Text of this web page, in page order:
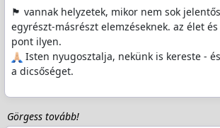
🏴 vannak helyzetek, mikor nem sok
egyrészt-másrészt elemzéseknek. az élet
pont ilyen.
Isten nyugosztalja, nekünk is kereste -
a dicsőséget.
Görgess tovább!